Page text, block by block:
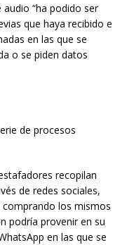
audio “ha podido ser
que haya recibido e
en las que se
o se piden datos
de procesos
recopilan
de redes sociales,
los mismos
podría provenir en su
en las que se